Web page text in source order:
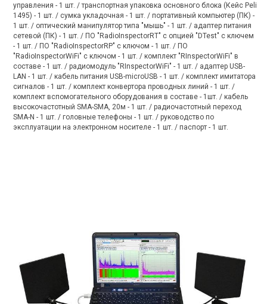
управления - 1 шт. / транспортная упаковка основного блока (Кейс Peli
1495) - 1 шт. / сумка укладочная - 1 шт. / портативный компьютер (ПК) -
1 шт. / оптический манипулятор типа "мышь" - 1 шт. / адаптер питания
сетевой (ПК) - 1 шт. / ПО "RadioInspectorRT" с опцией "DTest" с ключем
- 1 шт. / ПО "RadioInspectorRP" с ключом - 1 шт. / ПО
"RadioInspectorWiFi" с ключом - 1 шт. / комплект "RInspectorWiFi" в
составе - 1 шт. / радиомодуль "RInspectorWiFi" - 1 шт. / адаптер USB-
LAN - 1 шт. / кабель питания USB-microUSB - 1 шт. / комплект имитатора
сигналов - 1 шт. / комплект конвертора проводных линий - 1 шт. /
комплект вспомогательного оборудования в составе - 1шт. / кабель
высокочастотный SMA-SMA, 20м - 1 шт. / радиочастотный переход
SMA-N - 1 шт. / головные телефоны - 1 шт. / руководство по
эксплуатации на электронном носителе - 1 шт. / паспорт - 1 шт.